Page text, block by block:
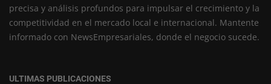
precisa y análisis profundos para impulsar el crecimiento y la
competitividad en el mercado local e internacional. Mantente
informado con NewsEmpresariales, donde el negocio sucede.
ULTIMAS PUBLICACIONES